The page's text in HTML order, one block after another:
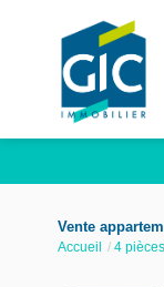
Vente
Accueil 4 pièces